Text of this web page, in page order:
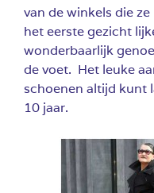
van de winkels die
het eerste gezicht
wonderbaarlijk
de voet. Het leuke
schoenen altijd kunt
10 jaar.